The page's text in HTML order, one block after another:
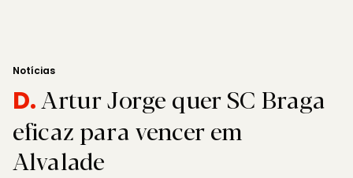
Notícias
D.Artur Jorge quer SC Braga
eficaz para vencer em
Alvalade